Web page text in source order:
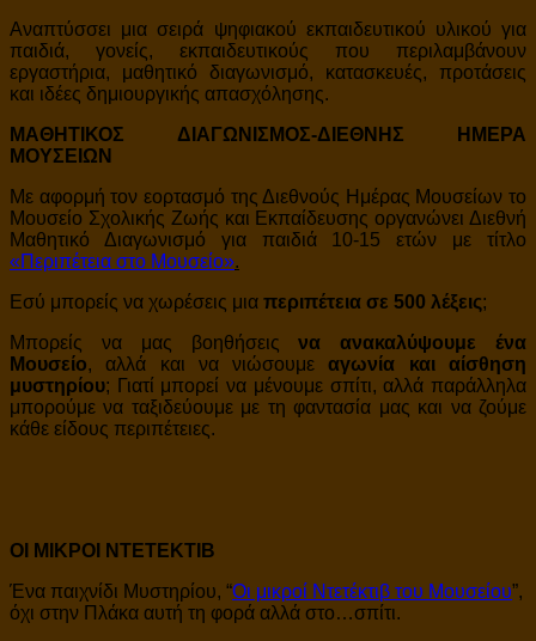
Αναπτύσσει μια σειρά ψηφιακού εκπαιδευτικού υλικού για
παιδιά, γονείς, εκπαιδευτικούς που περιλαμβάνουν
εργαστήρια, μαθητικό διαγωνισμό, κατασκευές, προτάσεις
και ιδέες δημιουργικής απασχόλησης.
ΜΑΘΗΤΙΚΟΣ ΔΙΑΓΩΝΙΣΜΟΣ-ΔΙΕΘΝΗΣ ΗΜΕΡΑ
ΜΟΥΣΕΙΩΝ
Με αφορμή τον εορτασμό της Διεθνούς Ημέρας Μουσείων το
Μουσείο Σχολικής Ζωής και Εκπαίδευσης οργανώνει Διεθνή
Μαθητικό Διαγωνισμό για παιδιά 10-15 ετών με τίτλο
«Περιπέτεια στο Μουσείο».
Εσύ μπορείς να χωρέσεις μια περιπέτεια σε 500 λέξεις;
Μπορείς να μας βοηθήσειςνα ανακαλύψουμε ένα
Μουσείο, αλλά και να νιώσουμεαγωνία και αίσθηση
μυστηρίου; Γιατί μπορεί να μένουμε σπίτι, αλλά παράλληλα
μπορούμε να ταξιδεύουμε με τη φαντασία μας και να ζούμε
κάθε είδους περιπέτειες.
OI ΜΙΚΡΟΙ ΝΤΕΤΕΚΤΙΒ
Ένα παιχνίδι Μυστηρίου, “Οι μικροί Ντετέκτιβ του Μουσείου”,
όχι στην Πλάκα αυτή τη φορά αλλά στο…σπίτι.